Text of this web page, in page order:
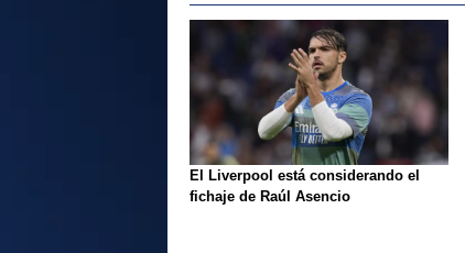
El Liverpool está considerando el
fichaje de Raúl Asencio